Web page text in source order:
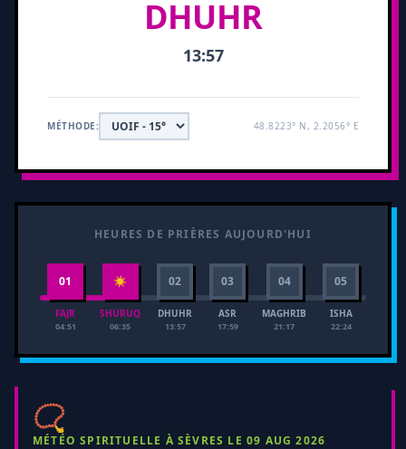
DHUHR
13:57
MÉTHODE: 48.8223° N, 2.2056° E
HEURES DE PRIÈRES AUJOURD'HUI
01
FAJR
04:51
☀
SHURUQ
06:35
02
DHUHR
13:57
03
ASR
17:59
04
MAGHRIB
21:17
05
ISHA
22:24
📿
MÉTÉO SPIRITUELLE À SÈVRES LE 09 AUG 2026